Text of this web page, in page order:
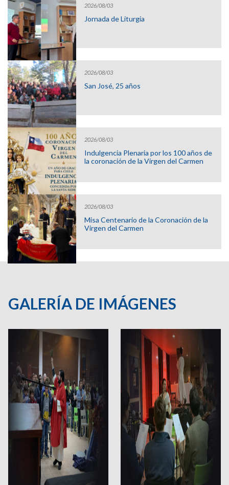
2026/08/03
Jornada de Liturgia
2026/08/03
San José, 25 años
2026/08/03
Indulgencia Plenaria por los 100 años de
la coronación de la Virgen del Carmen
2026/08/03
Misa Centenario de la Coronación de la
Virgen del Carmen
GALERÍA DE IMÁGENES